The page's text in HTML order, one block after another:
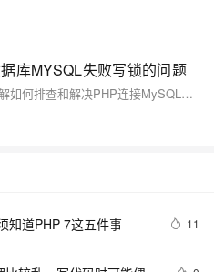
库MYSQL失败写锁的问题
通过本文的介绍，您可以系统地了解如何排查和解决PHP连接MySQL数据库失败及写锁问题。通过检查配置、确保服务启动、调整防火墙设置和用户权限，以及识别和解决长时间运行的事务和死锁问题，可以有效地保障应用的稳定运行。
知道PHP 7这五件事 11